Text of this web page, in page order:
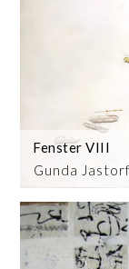
Gunda
Fenster VIII